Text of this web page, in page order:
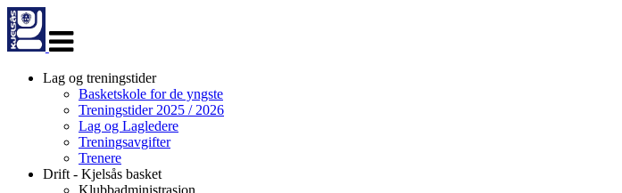
navigasjon
Lag og treningstider
Basketskole for de yngste
Treningstider 2025 / 2026
Lag og Lagledere
Treningsavgifter
Trenere
Drift - Kjelsås basket
Klubbadministrasjon